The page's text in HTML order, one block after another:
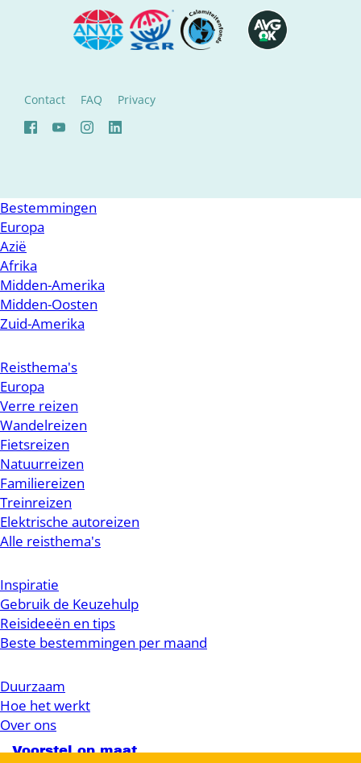
Contact FAQ Privacy
Bestemmingen
Europa
Azië
Afrika
Midden-Amerika
Midden-Oosten
Zuid-Amerika
Reisthema's
Europa
Verre reizen
Wandelreizen
Fietsreizen
Natuurreizen
Familiereizen
Treinreizen
Elektrische autoreizen
Alle reisthema's
Inspiratie
Gebruik de Keuzehulp
Reisideeën en tips
Beste bestemmingen per maand
Duurzaam
Hoe het werkt
Over ons
Voorstel op maat